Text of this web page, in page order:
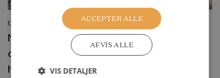
DEBATINDLÆG
Når en politik kaldes lighedsskabende, bør
det næste spørgsmål være: for hvem – og
hvornår?
ACCEPTER ALLE
AFVIS ALLE
VIS DETALJER